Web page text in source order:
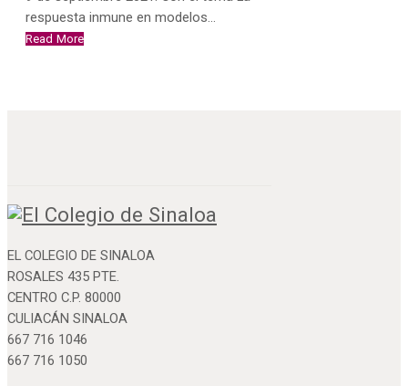
respuesta inmune en modelos…
Read More
EL COLEGIO DE SINALOA
ROSALES 435 PTE.
CENTRO C.P. 80000
CULIACÁN SINALOA
667 716 1046
667 716 1050